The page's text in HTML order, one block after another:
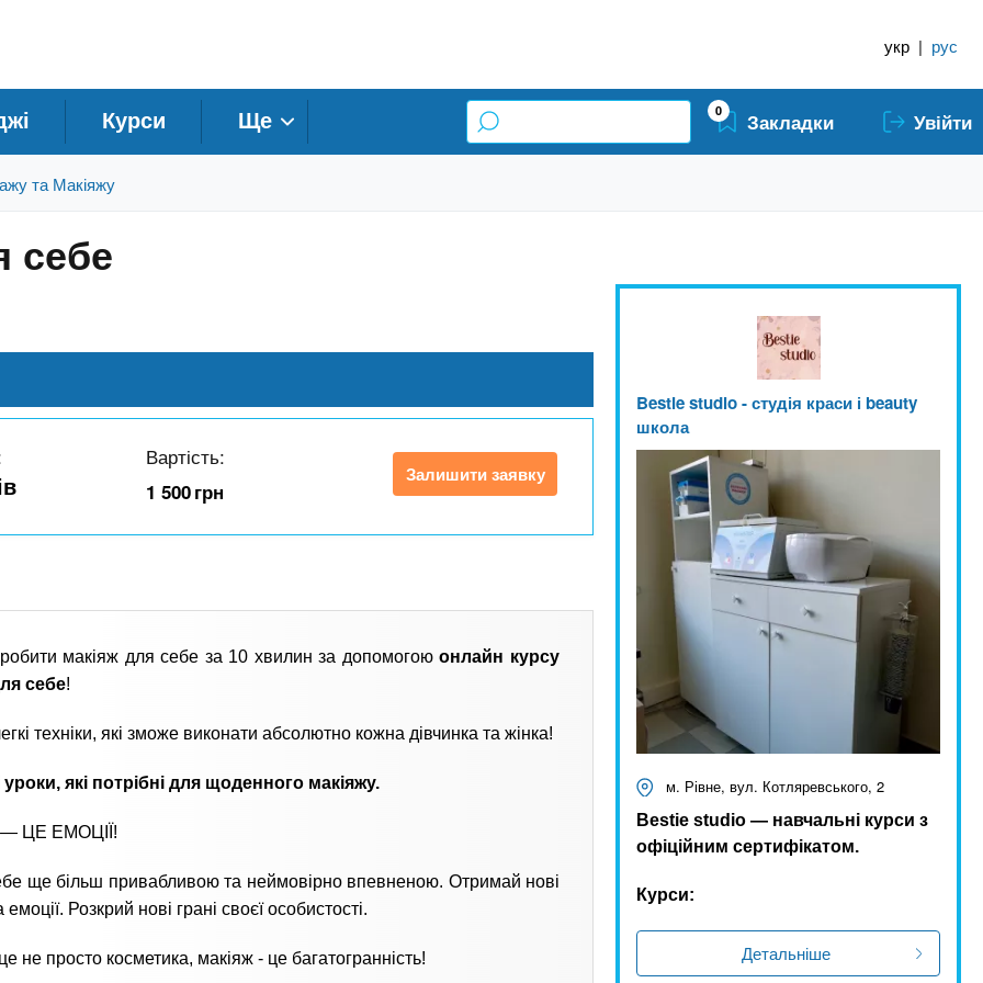
укр | рус
Курси Ще 0 Закладки Увійти
та Макіяжу
себе
Вартість:
1 500грн
Залишити заявку
макіяж для себе за 10 хвилин за допомогоюонлайн курсу
себе!
техніки, які зможе виконати абсолютно кожна дівчинка та жінка!
уроки, які потрібні для щоденного макіяжу.
ЦЕ ЕМОЦІЇ!
ще більш привабливою та неймовірно впевненою. Отримай нові
Розкрий нові грані своєї особистості.
не просто косметика, макіяж - це багатогранність!
Bestie studio - студія краси і beauty
школа
м. Рівне, вул. Котляревського, 2
Bestie studio — навчальні курси з
офіційним сертифікатом.
Курси:
Детальніше